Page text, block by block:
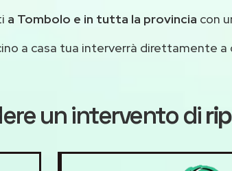
a Tombolo e in tutta la provincia con
a casa tua interverrà direttamente
un intervento di